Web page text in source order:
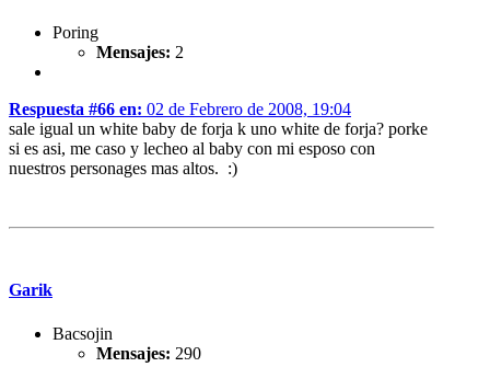
Poring
Mensajes: 2
Respuesta #66 en: 02 de Febrero de 2008, 19:04
sale igual un white baby de forja k uno white de forja? porke
si es asi, me caso y lecheo al baby con mi esposo con
nuestros personages mas altos. :)
Garik
Bacsojin
Mensajes: 290